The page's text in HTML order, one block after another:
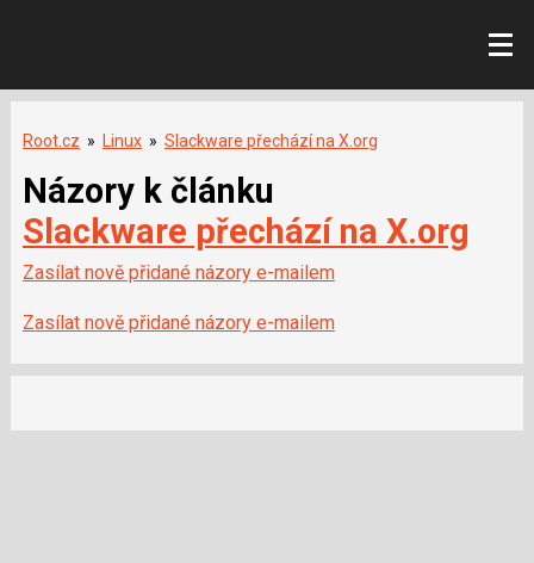
Root.cz » Linux » Slackware přechází na X.org
Názory k článku
Slackware přechází na X.org
Zasílat nově přidané názory e-mailem
Zasílat nově přidané názory e-mailem